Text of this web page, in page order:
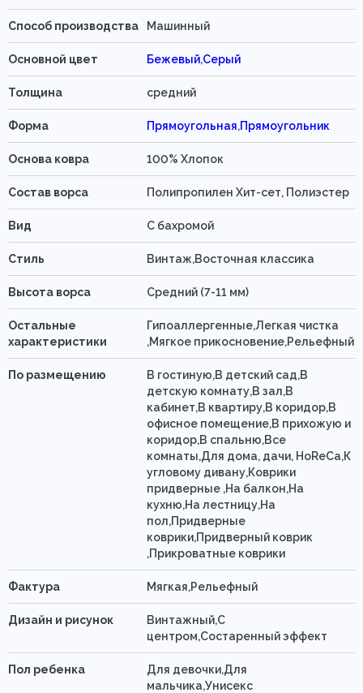
Способ производства Машинный
Основной цвет Бежевый,Серый
Толщина средний
Форма Прямоугольная,Прямоугольник
Основа ковра 100% Хлопок
Состав ворса Полипропилен Хит-сет, Полиэстер
Вид C бахромой
Стиль Винтаж,Восточная классика
Высота ворса Средний (7-11 мм)
Остальные
характеристики
Гипоаллергенные,Легкая чистка
,Мягкое прикосновение,Рельефный
По размещению
В гостиную,В детский сад,В
детскую комнату,В зал,В
кабинет,В квартиру,В коридор,В
офисное помещение,В прихожую и
коридор,В спальню,Все
комнаты,Для дома, дачи, HoReCa,К
угловому дивану,Коврики
придверные ,На балкон,На
кухню,На лестницу,На
пол,Придверные
коврики,Придверный коврик
,Прикроватные коврики
Фактура Мягкая,Рельефный
Дизайн и рисунок
Винтажный,С
центром,Состаренный эффект
Пол ребенка
Для девочки,Для
мальчика,Унисекс